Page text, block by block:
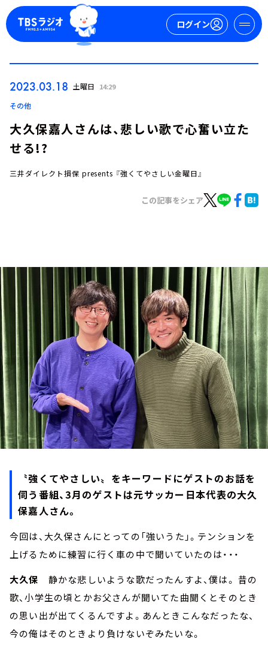
ログイン
お知らせ
イベント・グッズ
YouTube
会社情報
2023.03.18 土曜日 14:29
その他
大久保嘉人さんは、悲しい歌で心奮い立た
せる!?
三井ダイレクト損保 presents 『強くてやさしい金曜日』
この記事をシェア
〝強くてやさしい〟をキーワードにゲストのお話を
伺う番組、3月のゲストは元サッカー日本代表の大久
保嘉人さん。
今回は、大久保さんにとっての「強いうた」。テンションを
上げるために練習に行く車の中で聞いていたのは・・・
大久保 静かな悲しいような歌だったんすよ、僕は。 昔の
歌、小学生の頃とかお父さんが聞いてた曲聞くとそのとき
の思い出が出てくるんですよ。あんときこんなだったな、
今の俺はそのときより負けないぞみたいな。